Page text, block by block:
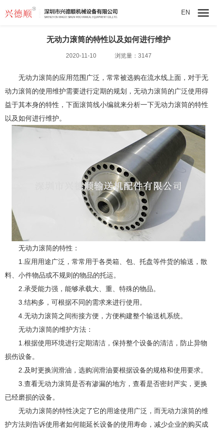
EN
无动力滚筒的特性以及如何进行维护
2020-11-10 浏览量：3147
无动力滚筒的应用范围广泛，常常被选购在流水线 上面，对于无
动力滚筒的使用维护需要进行定期的规划，无动力滚筒的广泛使用得
益于其本身的特性，下面滚筒线小编就来分析一下无动力滚筒的特性
以及如何进行维护。
无动力滚筒的特性：
1.应用用途广泛，常常用于各类箱、包、托盘等件货的输送，散
料、小件物品或不规则的物品的托运。
2.承受能力强，能够承载大、重、特殊的物品。
3.结构多，可根据不同的需求来进行使用。
4.无动力滚筒之间衔接方便，方便构建整个输送机系统。
无动力滚筒的维护方法：
1.根据使用环境进行定期清洁，保持整个设备的清洁，防止异物
损伤设备。
2.及时更换润滑油，选购润滑油要根据设备的规格和使用要求。
3.查看无动力滚筒是否有渗漏的地方，查看是否密封严实，更换
已经磨损的设备。
无动力滚筒的特性决定了它的用途使用广泛，而无动力滚筒的维
护方法则告诉使用者如何能延长设备的使用寿命，减少企业的购买成